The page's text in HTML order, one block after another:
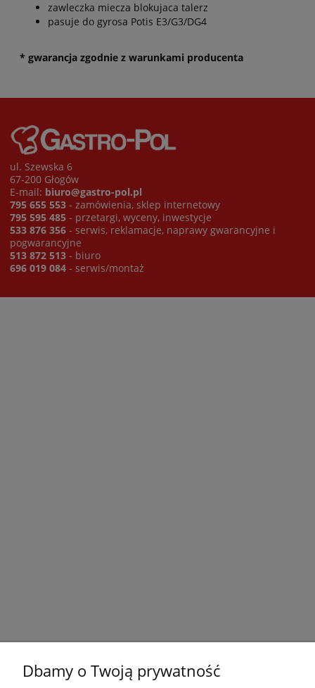
zawleczka miecza blokujaca talerz
pasuje do gyrosa Potis E3/G3/DG4
* gwarancja zgodnie z warunkami producenta
ul. Szewska 6
67-200 Głogów
E-mail: biuro@gastro-pol.pl
795 655 553 - zamówienia, sklep internetowy
795 595 485 - przetargi, wyceny, inwestycje
533 876 356 - serwis, reklamacje, naprawy gwarancyjne i
pogwarancyjne
513 872 513 - biuro
696 019 084 - serwis/montaż
Dbamy o Twoją prywatność